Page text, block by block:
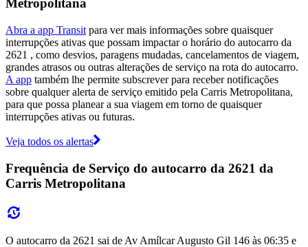
Metropolitana
Abra a app Transit para ver mais informações sobre quaisquer
interrupções ativas que possam impactar o horário do autocarro da
2621 , como desvios, paragens mudadas, cancelamentos de viagem,
grandes atrasos ou outras alterações de serviço na rota do autocarro.
A app também lhe permite subscrever para receber notificações
sobre qualquer alerta de serviço emitido pela Carris Metropolitana,
para que possa planear a sua viagem em torno de quaisquer
interrupções ativas ou futuras.
Veja todos os alertas
Frequência de Serviço do autocarro da 2621 da
Carris Metropolitana
O autocarro da 2621 sai de Av Amílcar Augusto Gil 146 às 06:35 e